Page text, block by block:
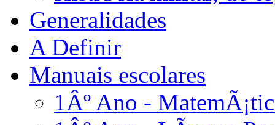
Generalidades
A Definir
Manuais escolares
1Âº Ano -